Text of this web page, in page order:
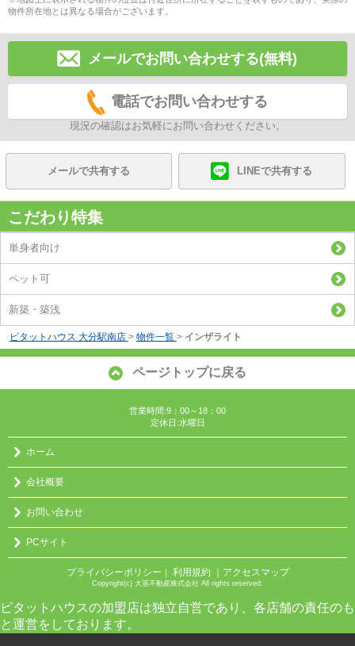
物件所在地とは異なる場合がございます。
メールでお問い合わせする(無料)
電話でお問い合わせする
現況の確認はお気軽にお問い合わせください。
メールで共有する LINEで共有する
こだわり特集
単身者向け
ペット可
新築・築浅
ピタットハウス 大分駅南店 > 物件一覧 > インザライト
ページトップに戻る
営業時間:9：00～18：00
定休日:水曜日
ホーム
会社概要
お問い合わせ
PCサイト
プライバシーポリシー 利用規約 ｜アクセスマップ
Copyright(c) 大茎不動産株式会社 All rights reserved.
ピタットハウスの加盟店は独立自営であり、各店舗の責任のも
と運営をしております。